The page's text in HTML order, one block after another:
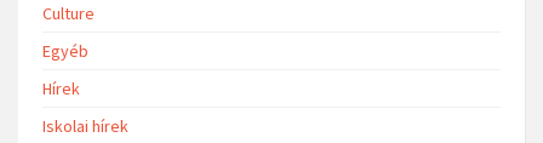
Culture
Egyéb
Hírek
Iskolai hírek